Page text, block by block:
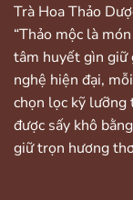
Trà Hoa Thảo
“Thảo mộc là
tâm huyết gìn giữ
nghệ hiện đại,
chọn lọc kỹ
được sấy khô
giữ trọn hương